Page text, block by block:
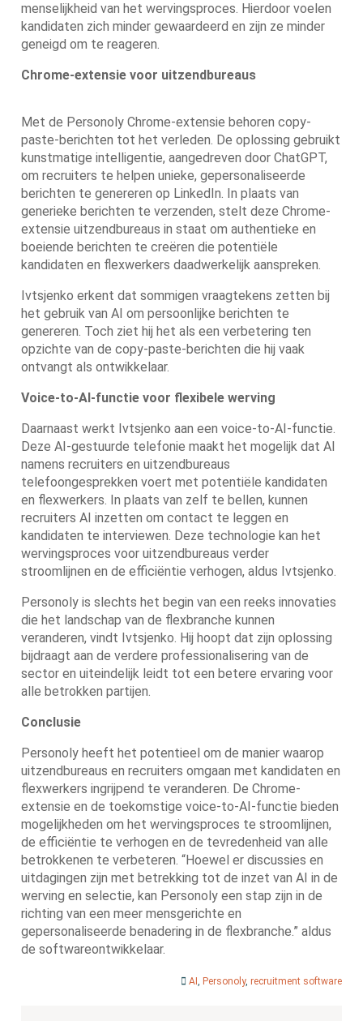
menselijkheid van het wervingsproces. Hierdoor voelen
kandidaten zich minder gewaardeerd en zijn ze minder
geneigd om te reageren.
Chrome-extensie voor uitzendbureaus
Met de Personoly Chrome-extensie behoren copy-
paste-berichten tot het verleden. De oplossing gebruikt
kunstmatige intelligentie, aangedreven door ChatGPT,
om recruiters te helpen unieke, gepersonaliseerde
berichten te genereren op LinkedIn. In plaats van
generieke berichten te verzenden, stelt deze Chrome-
extensie uitzendbureaus in staat om authentieke en
boeiende berichten te creëren die potentiële
kandidaten en flexwerkers daadwerkelijk aanspreken.
Ivtsjenko erkent dat sommigen vraagtekens zetten bij
het gebruik van AI om persoonlijke berichten te
genereren. Toch ziet hij het als een verbetering ten
opzichte van de copy-paste-berichten die hij vaak
ontvangt als ontwikkelaar.
Voice-to-AI-functie voor flexibele werving
Daarnaast werkt Ivtsjenko aan een voice-to-AI-functie.
Deze AI-gestuurde telefonie maakt het mogelijk dat AI
namens recruiters en uitzendbureaus
telefoongesprekken voert met potentiële kandidaten
en flexwerkers. In plaats van zelf te bellen, kunnen
recruiters AI inzetten om contact te leggen en
kandidaten te interviewen. Deze technologie kan het
wervingsproces voor uitzendbureaus verder
stroomlijnen en de efficiëntie verhogen, aldus Ivtsjenko.
Personoly is slechts het begin van een reeks innovaties
die het landschap van de flexbranche kunnen
veranderen, vindt Ivtsjenko. Hij hoopt dat zijn oplossing
bijdraagt aan de verdere professionalisering van de
sector en uiteindelijk leidt tot een betere ervaring voor
alle betrokken partijen.
Conclusie
Personoly heeft het potentieel om de manier waarop
uitzendbureaus en recruiters omgaan met kandidaten en
flexwerkers ingrijpend te veranderen. De Chrome-
extensie en de toekomstige voice-to-AI-functie bieden
mogelijkheden om het wervingsproces te stroomlijnen,
de efficiëntie te verhogen en de tevredenheid van alle
betrokkenen te verbeteren. “Hoewel er discussies en
uitdagingen zijn met betrekking tot de inzet van AI in de
werving en selectie, kan Personoly een stap zijn in de
richting van een meer mensgerichte en
gepersonaliseerde benadering in de flexbranche.” aldus
de softwareontwikkelaar.
AI , Personoly, recruitment software